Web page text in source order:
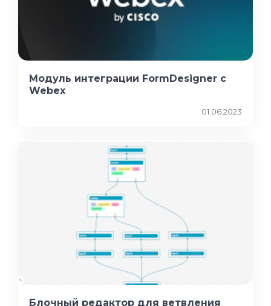
Модуль интеграции FormDesigner с
Webex
01.06.2023
Блочный редактор для ветвления